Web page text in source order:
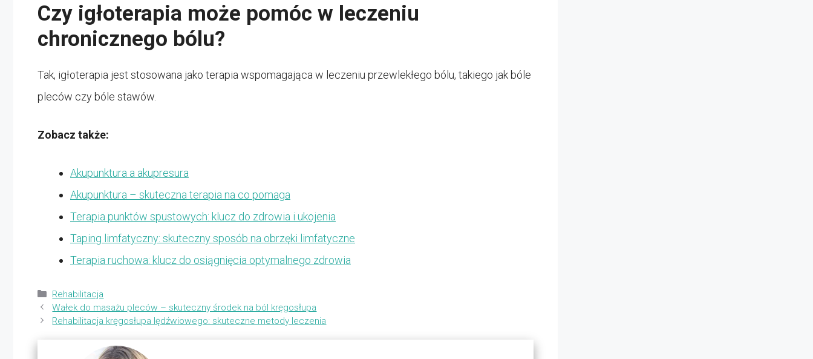
Czy igłoterapia może pomóc w leczeniu
chronicznego bólu?
Tak, igłoterapia jest stosowana jako terapia wspomagająca w leczeniu przewlekłego bólu, takiego jak bóle
pleców czy bóle stawów.
Zobacz także:
Akupunktura a akupresura
Akupunktura – skuteczna terapia na co pomaga
Terapia punktów spustowych: klucz do zdrowia i ukojenia
Taping limfatyczny: skuteczny sposób na obrzęki limfatyczne
Terapia ruchowa: klucz do osiągnięcia optymalnego zdrowia
Kategorie
Rehabilitacja
Wałek do masażu pleców – skuteczny środek na ból kręgosłupa
Rehabilitacja kręgosłupa lędźwiowego: skuteczne metody leczenia